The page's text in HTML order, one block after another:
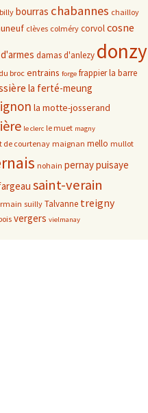
billy bourras chabannes chailloy
clèves colméry corvolcosne
d'armes damas d'anlezy donzy
du broc entrains forge frappierla barre
la ferté-meung
la motte-josserand
le clerc le muet magny
de courtenay maignan mello mullot
nohain pernaypuisaye
saint-verain
suilly Talvanne treigny
vergers vielmanay